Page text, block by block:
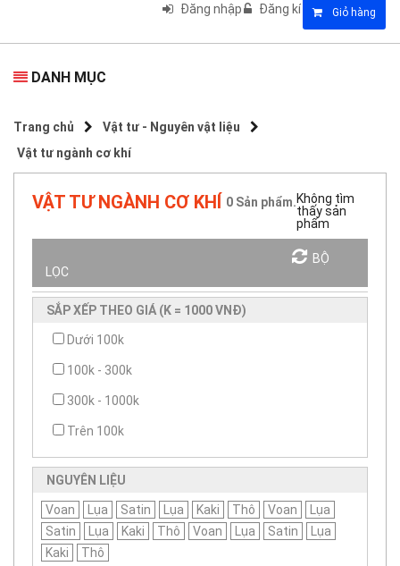
Đăng nhập Đăng kí Giỏ hàng
DANH MỤC
Trang chủ
Vật tư - Nguyên vật liệu
Vật tư ngành cơ khí
VẬT TƯ NGÀNH CƠ KHÍ 0 Sản phẩm.Không tìm
thấy sản
phẩm
BỘ
LỌC
SẮP XẾP THEO GIÁ (K = 1000 VNĐ)
Dưới 100k
100k - 300k
300k - 1000k
Trên 100k
NGUYÊN LIỆU
Voan Lụa Satin Lụa Kaki Thô Voan
Lụa
Satin
Lụa Kaki Thô Voan Lụa Satin
Lụa
Kaki
Thô